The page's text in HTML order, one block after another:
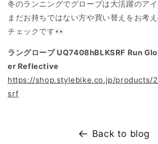
冬のランニングでグローブは大活躍のアイ
まだお持ちではない方や買い替えをお考
チェックです👀
ラングローブ UQ7408hBLKSRF Run
er Reflective
https://shop.stylebike.co.jp/products/
srf
Back to blog